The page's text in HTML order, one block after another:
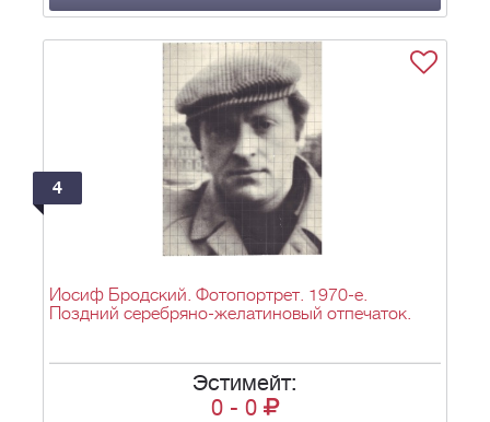
4
Иосиф Бродский. Фотопортрет. 1970-е.
Поздний серебряно-желатиновый отпечаток.
Эстимейт:
0 - 0